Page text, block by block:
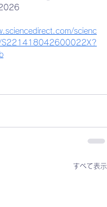
scienc
S221418042600022X?
すべて表示